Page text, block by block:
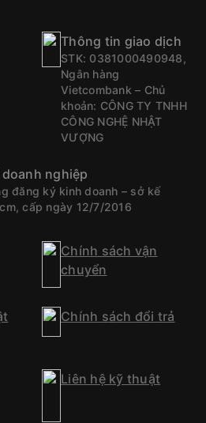
Thông tin giao dịch
STK: 0381000490948,
Ngân hàng
Vietcombank – Chủ
khoản: CÔNG TY TNHH
CÔNG NGHỆ NHẬT
VƯỢNG
nghiệp
đăng ký kinh doanh – sở kế
cấp ngày 12/7/2016
Chính sách vận
chuyển
Chính sách đổi trả
Liên hệ kỹ thuật